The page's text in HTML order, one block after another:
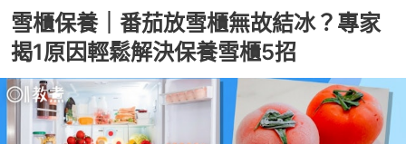
雪櫃保養｜番茄放雪櫃無故結冰？專家
揭1原因輕鬆解決保養雪櫃5招